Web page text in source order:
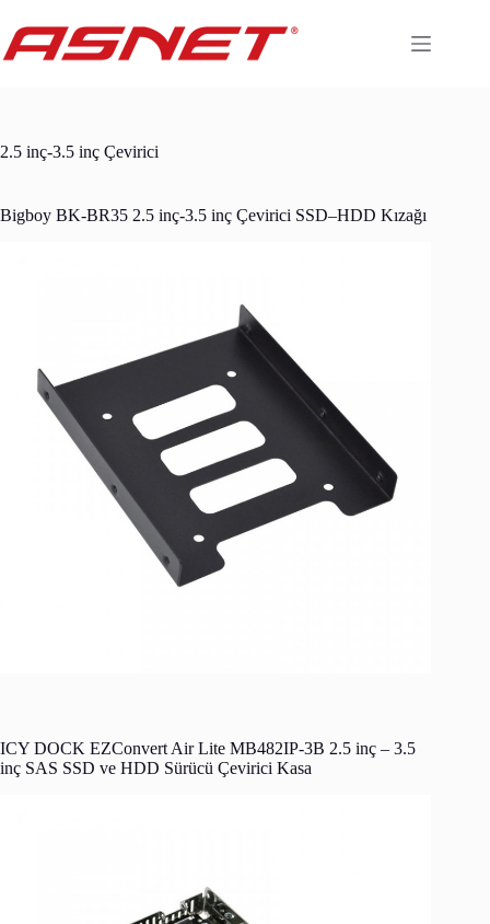
content
2.5 inç-3.5 inç Çevirici
Bigboy BK-BR35 2.5 inç-3.5 inç Çevirici SSD–HDD Kızağı
ICY DOCK EZConvert Air Lite MB482IP-3B 2.5 inç – 3.5
inç SAS SSD ve HDD Sürücü Çevirici Kasa